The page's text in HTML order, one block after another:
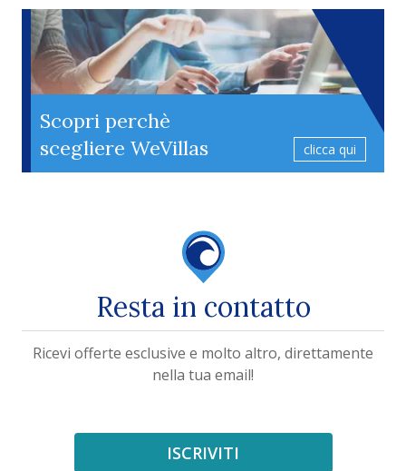
Scopri perchè
scegliere WeVillas
clicca qui
Resta in contatto
Ricevi offerte esclusive e molto altro, direttamente
nella tua email!
ISCRIVITI